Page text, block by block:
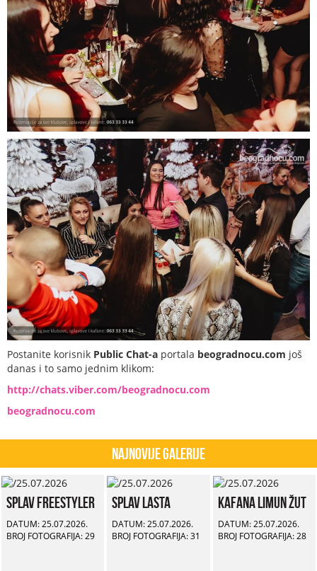
Postanite korisnik Public Chat-a portala beogradnocu.com još
danas i to samo jednim klikom:
http://chats.viber.com/beogradnocu.com
beogradnocu.com
Najnovije Galerije
Splav Freestyler
DATUM: 25.07.2026.
BROJ FOTOGRAFIJA: 29
Splav Lasta
DATUM: 25.07.2026.
BROJ FOTOGRAFIJA: 31
Kafana Limun Žut
DATUM: 25.07.2026.
BROJ FOTOGRAFIJA: 28